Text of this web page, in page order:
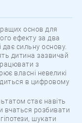
основ для
ефекту за два
дає сильну основу.
дитина зазвичай
з
власні невеликі
в цифровому
стає навіть
вчаться розбивати
шукати